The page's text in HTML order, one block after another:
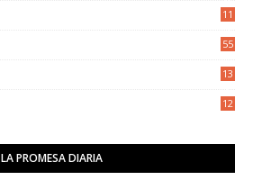
11
55
13
12
LA PROMESA DIARIA